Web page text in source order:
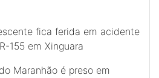
fica ferida em acidente
155 em Xinguara
Maranhão é preso em